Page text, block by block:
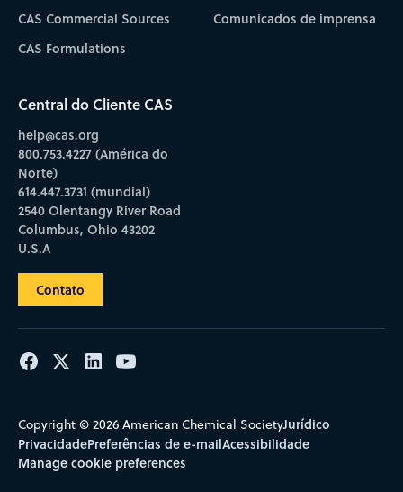
CAS Commercial Sources
CAS Formulations
Comunicados de imprensa
Central do Cliente CAS
help@cas.org
800.753.4227 (América do
Norte)
614.447.3731 (mundial)
2540 Olentangy River Road
Columbus, Ohio 43202
U.S.A
Contato
Copyright © 2026 American Chemical SocietyJurídico
PrivacidadePreferências de e-mailAcessibilidade
Manage cookie preferences